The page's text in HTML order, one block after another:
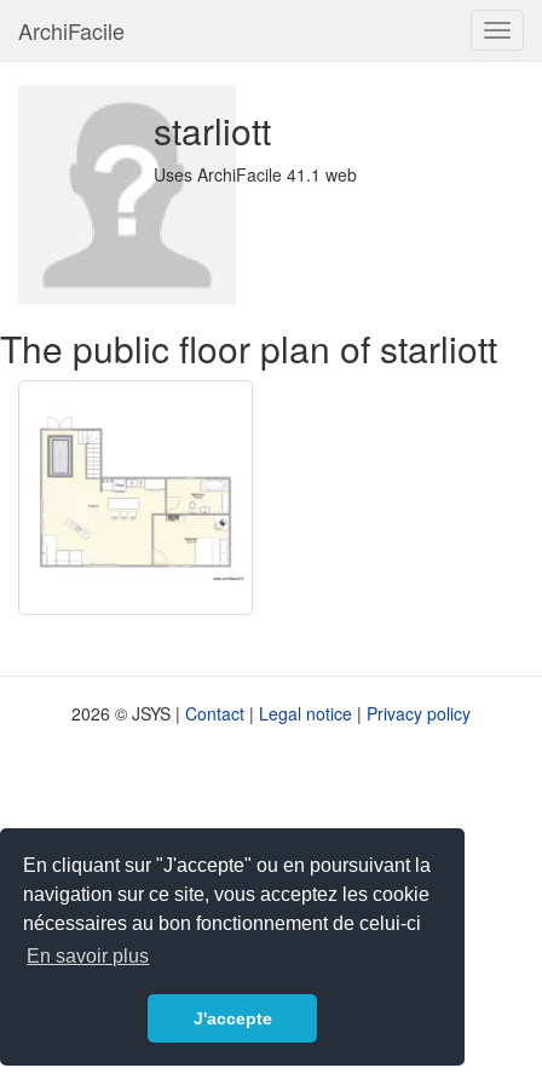
En cliquant sur "J'accepte" ou en poursuivant la
navigation sur ce site, vous acceptez les cookie
nécessaires au bon fonctionnement de celui-ci
En savoir plus
J'accepte
ArchiFacile
starliott
Uses ArchiFacile 41.1 web
The public floor plan of starliott
2026 © JSYS | Contact | Legal notice | Privacy policy